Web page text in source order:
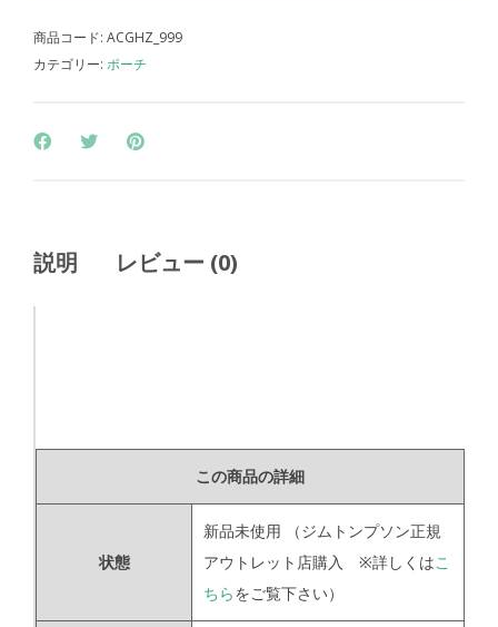
商品コード: ACGHZ_999
カテゴリー: ポーチ
説明 レビュー (0)
この商品の詳細
状態
新品未使用
（ジムトンプソン正規
アウトレット店購入 ※詳しくはこ
ちらをご覧下さい）